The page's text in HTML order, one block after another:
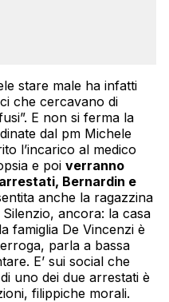
stare male ha infatti
che cercavano di
E non si ferma la
dal pm Michele
l’incarico al medico
e poi verranno
Bernardin e
anche la ragazzina
ancora: la casa
famiglia De Vincenzi è
parla a bassa
E’ sui social che
uno dei due arrestati è
filippiche morali.